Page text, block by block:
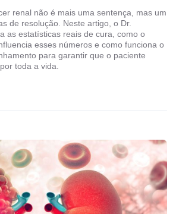
renal não é mais uma sentença, mas um
de resolução. Neste artigo, o Dr.
as estatísticas reais de cura, como o
esses números e como funciona o
para garantir que o paciente
toda a vida.